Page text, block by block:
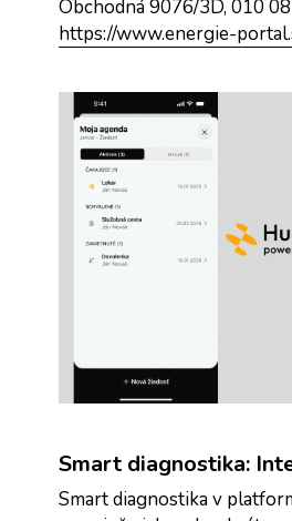
Obchodná 9076/3D, 010
https://www.energie-
Smart diagnostika:
Smart diagnostika v